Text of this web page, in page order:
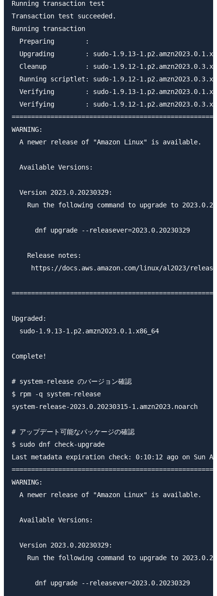
Running transaction test
Transaction test succeeded.
Running transaction
Preparing        :
Upgrading        : sudo-1.9.13-
Cleanup          : sudo-1.9.12-
Running scriptlet: sudo-1.9.12-
Verifying        : sudo-1.9.13-
Verifying        : sudo-1.9.12-
WARNING:
  A newer release of "Amazon Linux" is available.
  Available Versions:
  Version 2023.0.20230329:
Run the following command to upgrade to
      dnf upgrade --releasever=2023.0.20230329
    Release notes:
https://docs.aws.amazon.com/linux/al2023/
Upgraded:
  sudo-1.9.13-1.p2.amzn2023.0.1.x86_64
Complete!
# system-release のバージョン確認
$ rpm -q system-release
system-release-2023.0.20230315-1.amzn2023.noarch
# アップデート可能なパッケージの確認
$ sudo dnf check-upgrade
Last metadata expiration check: 0:10:12 ago on Sun
WARNING:
  A newer release of "Amazon Linux" is available.
  Available Versions:
  Version 2023.0.20230329:
Run the following command to upgrade to
      dnf upgrade --releasever=2023.0.20230329